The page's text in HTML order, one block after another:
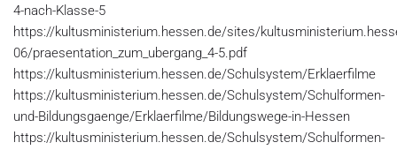
4-nach-Klasse-5
https://kultusministerium.hessen.de/sites/
06/praesentation_zum_ubergang_4-5.pdf
https://kultusministerium.hessen.de/Schulsystem/Erklaerfilme
https://kultusministerium.hessen.de/Schulsystem/Schulformen-
und-Bildungsgaenge/Erklaerfilme/Bildungswege-in-Hessen
https://kultusministerium.hessen.de/Schulsystem/Schulformen-